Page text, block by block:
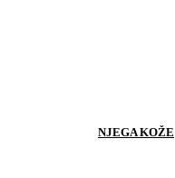
NJEGA KOŽE